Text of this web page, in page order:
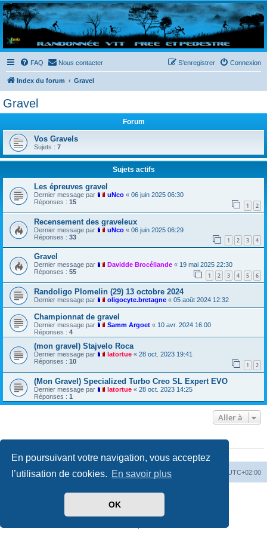
En poursuivant votre navigation, vous acceptez
l’utilisation de cookies. En savoir plus
OK
Randovttfree.fr
Bienvenue sur le site des randos vtt et pédestre de Bretagne . Bonne navigation sur le site
et bonnes randos dans l'Ouest !
FAQ Nous contacter Connexion
S’enregistrer
Index du forum Gravel
Gravel
Forum
Vos Gravels
Sujets : 7
Sujets actifs
Les épreuves gravel
Dernier message par uNco « 06 juin 2025 06:30
Réponses : 15 1 2
Recensement des graveleux
Dernier message par uNco « 06 juin 2025 06:29
Réponses : 33 1 2 3 4
Gravel
Dernier message par Davidde Brocéliande « 19 mai 2025 22:30
Réponses : 55 1 2 3 4 5 6
Randoligo Plomelin (29) 13 octobre 2024
Dernier message par oligocyte.bretagne « 05 août 2024 12:32
Championnat de gravel
Dernier message par Samm Argoet « 10 avr. 2024 16:00
Réponses : 4
(mon gravel) Stajvelo Roca
Dernier message par latortue « 28 oct. 2023 19:41
Réponses : 10 1 2
(Mon Gravel) Specialized Turbo Creo SL Expert EVO
Dernier message par latortue « 28 oct. 2023 14:25
Réponses : 1
Aller à
Utilisateurs parcourant ce forum : Aucun utilisateur enregistré et 1 invité
Index du forum UTC+02:00
Développé parphpBB® Forum Software © phpBB Limited
Traduit par
Drapeaux des Pays par Sylver35